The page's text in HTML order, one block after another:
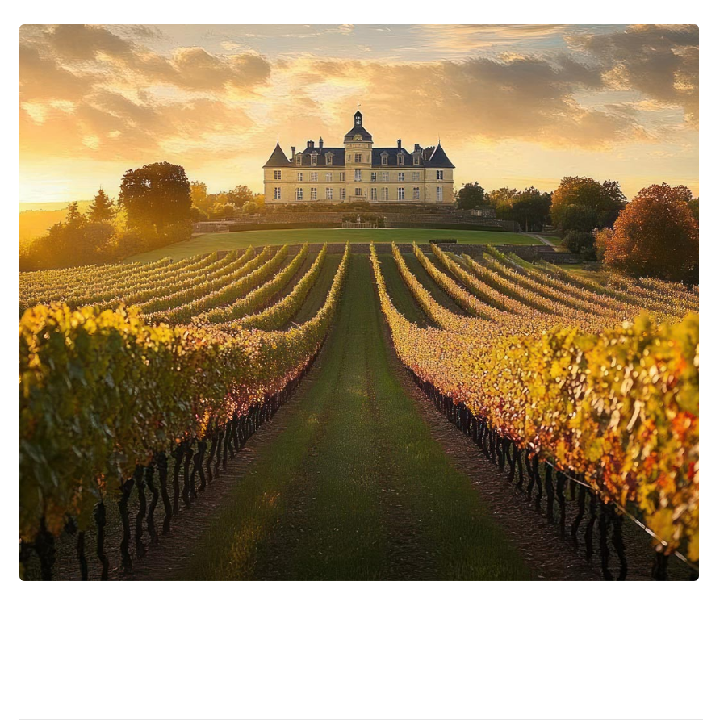
separat vinifiziert, um die jeweilige Persönlichkeit der Parzelle perfekt zur
Geltung zu bringen.
Schiefer-Terroir und mediterranes Klima
Die Böden der Region bieten überwiegend aus Schiefer und bieten den ein
anspruchsvolles, raues und steiniges Terroir, in dem Rebstöcke auf der Suche
nach Wasser ihre Wurzeln tief in das harte, dunkle Gestein treiben müssen –
niedrige Erträge und Trauben voll konzentriertem Geschmack sind das Resultat.
Die klimatischen Bedingungen in Faugères sind für Weinanbau geradezu ideal,
denn der Schieferboden speichert die Wärme der Sonnenstrahlen, die er nachts
wieder an die Rebstöcke abgibt und auf dieser Weise zur perfekten Traubenreife
beiträgt. Die Höhenlage und die kalten Fallwinde der Region stellen zwar eine
Herausforderung für die Reben dar, zugleich aber verhindert die trockene Luft
Rebkrankheiten in den Weinbergen und sorgt für regelmässige Erfrischung der
Früchte sowie eine grandiose Balance der Weine.
Viel Handwerk – im Weinberg und im Keller
Bei der Weinbereitung im Keller gibt es keine festen Verfahren, da jeder
Jahrgang ein Unikat ist, an das sich die Familie mit viel Sensibilität anpasst. Im
Weinkeller wie im Weinberg nimmt Handarbeit einen elementaren Stellenwert
ein, bei Château de la Liquière es gibt keine supermodernen Technologien,
sondern die Vinifikation wird aus voller Überzeugung nach traditionellen
Methoden vollzogen. Perfekte Trauben sind der Ausgangspunkt und die
wesentliche Voraussetzung für die grossartigen Weine, die hier entstehen.
Deshalb wird die gesamte Fläche seit vielen Jahren nach den Grundsätzen des
biologischen Weinbaus bewirtschaftet. Neben dem idealen Lesezeitpunkt spielen
auch strenge, mehrfache Selektion, schonende Vinifikation und der Ausbau in